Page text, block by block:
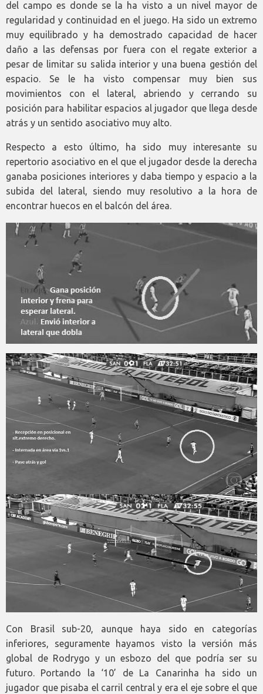
del campo es donde se la ha visto a un nivel mayor de
regularidad y continuidad en el juego. Ha sido un extremo
muy equilibrado y ha demostrado capacidad de hacer
daño a las defensas por fuera con el regate exterior a
pesar de limitar su salida interior y una buena gestión del
espacio. Se le ha visto compensar muy bien sus
movimientos con el lateral, abriendo y cerrando su
posición para habilitar espacios al jugador que llega desde
atrás y un sentido asociativo muy alto.
Respecto a esto último, ha sido muy interesante su
repertorio asociativo en el que el jugador desde la derecha
ganaba posiciones interiores y daba tiempo y espacio a la
subida del lateral, siendo muy resolutivo a la hora de
encontrar huecos en el balcón del área.
Con Brasil sub-20, aunque haya sido en categorías
inferiores, seguramente hayamos visto la versión más
global de Rodrygo y un esbozo del que podría ser su
futuro. Portando la ‘10’ de La Canarinha ha sido un
jugador que pisaba el carril central y era el eje sobre el que